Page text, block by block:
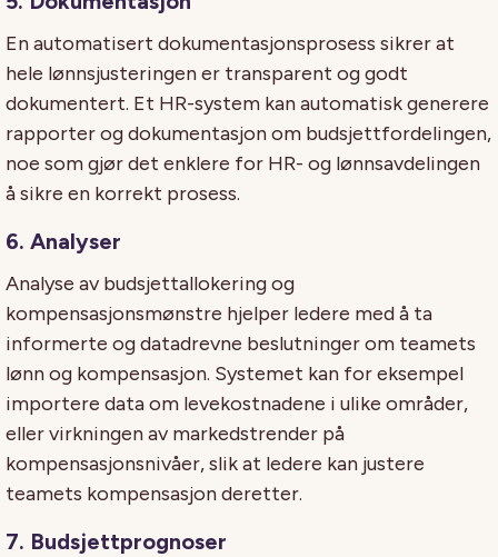
En automatisert dokumentasjonsprosess sikrer at
hele lønnsjusteringen er transparent og godt
dokumentert. Et HR-system kan automatisk generere
rapporter og dokumentasjon om budsjettfordelingen,
noe som gjør det enklere for HR- og lønnsavdelingen
å sikre en korrekt prosess.
6. Analyser
Analyse av budsjettallokering og
kompensasjonsmønstre hjelper ledere med å ta
informerte og datadrevne beslutninger om teamets
lønn og kompensasjon. Systemet kan for eksempel
importere data om levekostnadene i ulike områder,
eller virkningen av markedstrender på
kompensasjonsnivåer, slik at ledere kan justere
teamets kompensasjon deretter.
7. Budsjettprognoser